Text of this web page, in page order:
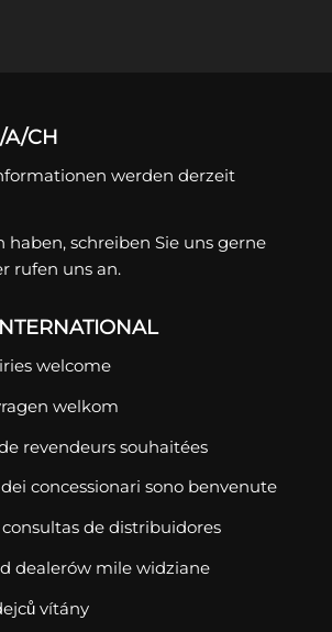
A/CH
werden derzeit
haben, schreiben Sie uns gerne
rufen uns an.
welcome
welkom
revendeurs souhaitées
concessionari sono benvenute
de distribuidores
dealerów mile widziane
vítány